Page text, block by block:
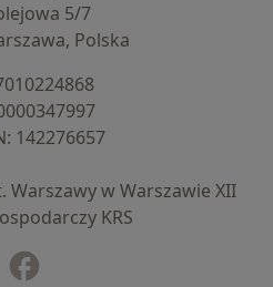
5/7
Polska
⁠142276657
Warszawy w Warszawie XII
KRS